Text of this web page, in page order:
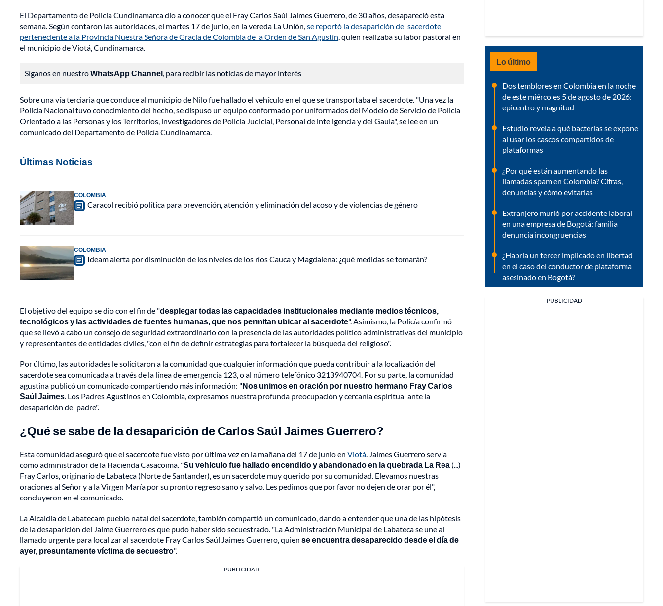
El Departamento de Policía Cundinamarca dio a conocer que el Fray Carlos Saúl Jaimes Guerrero, de 30 años, desapareció esta
semana. Según contaron las autoridades, el martes 17 de junio, en la vereda La Unión,se reportó la desaparición del sacerdote
perteneciente a la Provincia Nuestra Señora de Gracia de Colombia de la Orden de San Agustín, quien realizaba su labor pastoral en
el municipio de Viotá, Cundinamarca.
Síganos en nuestroWhatsApp Channel, para recibir las noticias de mayor interés
Sobre una vía terciaria que conduce al municipio de Nilo fue hallado el vehículo en el que se transportaba el sacerdote. "Una vez la
Policía Nacional tuvo conocimiento del hecho, se dispuso un equipo conformado por uniformados del Modelo de Servicio de Policía
Orientado a las Personas y los Territorios, investigadores de Policía Judicial, Personal de inteligencia y del Gaula", se lee en un
comunicado del Departamento de Policía Cundinamarca.
Últimas Noticias
COLOMBIA
Caracol recibió política para prevención, atención y eliminación del acoso y de violencias de género
COLOMBIA
Ideam alerta por disminución de los niveles de los ríos Cauca y Magdalena: ¿qué medidas se tomarán?
El objetivo del equipo se dio con el fin de "desplegar todas las capacidades institucionales mediante medios técnicos,
tecnológicos y las actividades de fuentes humanas, que nos permitan ubicar al sacerdote". Asimismo, la Policía confirmó
que se llevó a cabo un consejo de seguridad extraordinario con la presencia de las autoridades político administrativas del municipio
y representantes de entidades civiles, "con el fin de definir estrategias para fortalecer la búsqueda del religioso".
Por último, las autoridades le solicitaron a la comunidad que cualquier información que pueda contribuir a la localización del
sacerdote sea comunicada a través de la línea de emergencia 123, o al número telefónico 3213940704. Por su parte, la comunidad
agustina publicó un comunicado compartiendo más información: "Nos unimos en oración por nuestro hermano Fray Carlos
Saúl Jaimes. Los Padres Agustinos en Colombia, expresamos nuestra profunda preocupación y cercanía espiritual ante la
desaparición del padre".
¿Qué se sabe de la desaparición de Carlos Saúl Jaimes Guerrero?
Esta comunidad aseguró que el sacerdote fue visto por última vez en la mañana del 17 de junio en Viotá. Jaimes Guerrero servía
como administrador de la Hacienda Casacoima. "Su vehículo fue hallado encendido y abandonado en la quebrada La Rea (...)
Fray Carlos, originario de Labateca (Norte de Santander), es un sacerdote muy querido por su comunidad. Elevamos nuestras
oraciones al Señor y a la Virgen María por su pronto regreso sano y salvo. Les pedimos que por favor no dejen de orar por él",
concluyeron en el comunicado.
La Alcaldía de Labatecam pueblo natal del sacerdote, también compartió un comunicado, dando a entender que una de las hipótesis
de la desaparición del Jaime Guerrero es que pudo haber sido secuestrado. "La Administración Municipal de Labateca se une al
llamado urgente para localizar al sacerdote Fray Carlos Saúl Jaimes Guerrero, quien se encuentra desaparecido desde el día de
ayer, presuntamente víctima de secuestro".
PUBLICIDAD
Lo último
Dos temblores en Colombia en la noche
de este miércoles 5 de agosto de 2026:
epicentro y magnitud
Estudio revela a qué bacterias se expone
al usar los cascos compartidos de
plataformas
¿Por qué están aumentando las
llamadas spam en Colombia? Cifras,
denuncias y cómo evitarlas
Extranjero murió por accidente laboral
en una empresa de Bogotá: familia
denuncia incongruencias
¿Habría un tercer implicado en libertad
en el caso del conductor de plataforma
asesinado en Bogotá?
PUBLICIDAD